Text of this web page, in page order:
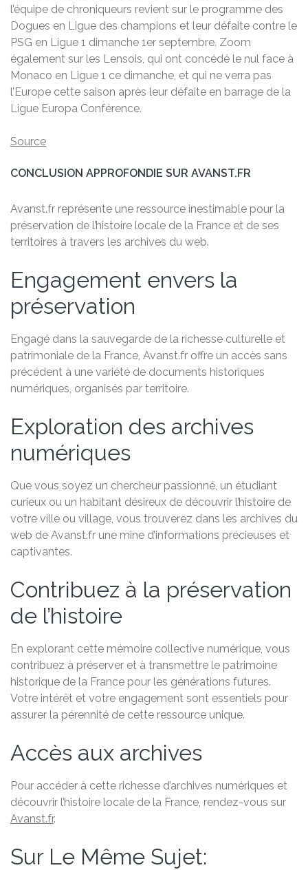
l’équipe de chroniqueurs revient sur le programme des
Dogues en Ligue des champions et leur défaite contre le
PSG en Ligue 1 dimanche 1er septembre. Zoom
également sur les Lensois, qui ont concédé le nul face à
Monaco en Ligue 1 ce dimanche, et qui ne verra pas
l’Europe cette saison après leur défaite en barrage de la
Ligue Europa Conférence.
Source
CONCLUSION APPROFONDIE SUR AVANST.FR
Avanst.fr représente une ressource inestimable pour la
préservation de l’histoire locale de la France et de ses
territoires à travers les archives du web.
Engagement envers la
préservation
Engagé dans la sauvegarde de la richesse culturelle et
patrimoniale de la France, Avanst.fr offre un accès sans
précédent à une variété de documents historiques
numériques, organisés par territoire.
Exploration des archives
numériques
Que vous soyez un chercheur passionné, un étudiant
curieux ou un habitant désireux de découvrir l’histoire de
votre ville ou village, vous trouverez dans les archives du
web de Avanst.fr une mine d’informations précieuses et
captivantes.
Contribuez à la préservation
de l’histoire
En explorant cette mémoire collective numérique, vous
contribuez à préserver et à transmettre le patrimoine
historique de la France pour les générations futures.
Votre intérêt et votre engagement sont essentiels pour
assurer la pérennité de cette ressource unique.
Accès aux archives
Pour accéder à cette richesse d’archives numériques et
découvrir l’histoire locale de la France, rendez-vous sur
Avanst.fr.
Sur Le Même Sujet: